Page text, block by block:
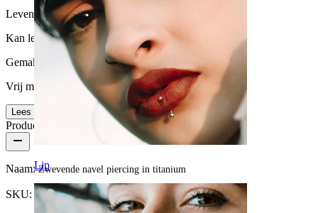
Lip
Levensduur
Kan levenslang meegaan
Gemak van gebruik
Vrij makkelijk
Lees meer
Productdetails
Naam:Zwevende navel piercing in titanium
SKU: Belly-547